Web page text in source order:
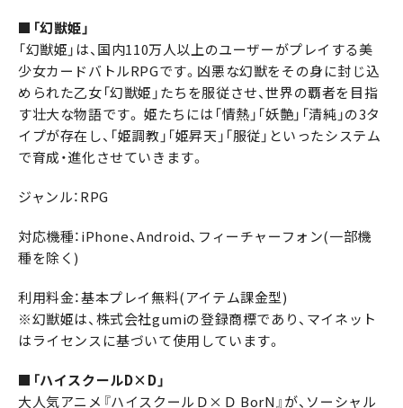
■「幻獣姫」
「幻獣姫」は、国内110万人以上のユーザーがプレイする美
少女カードバトルRPGです。凶悪な幻獣をその身に封じ込
められた乙女「幻獣姫」たちを服従させ、世界の覇者を目指
す壮大な物語です。 姫たちには「情熱」「妖艶」「清純」の3タ
イプが存在し、「姫調教」「姫昇天」「服従」といったシステム
で育成・進化させていきます。
ジャンル：RPG
対応機種：iPhone、Android、フィーチャーフォン(一部機
種を除く)
利用料金：基本プレイ無料(アイテム課金型)
※幻獣姫は、株式会社gumiの登録商標であり、マイネット
はライセンスに基づいて使用しています。
■「ハイスクールD×D」
大人気アニメ『ハイスクールＤ×Ｄ BorN』が、ソーシャル